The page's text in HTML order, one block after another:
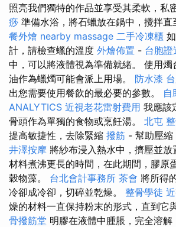
照亮我們獨特的作品並享受其柔軟，私
痧 準備水浴，將石蠟放在鍋中，攪拌直
餐外燴 nearby massage 二手冷凍櫃
計，請檢查蠟的溫度 外燴佈置 - 台胞證
中，可以將液體視為準備就緒。 使用
油作為蠟燭可能會派上用場。 防水漆
出您需要使用餐飲的最必要的參數。 自
ANALYTICS 近視老花雷射費用 我應該
骨頭作為單獨的食物或烹飪湯。 北屯
提高敏捷性，去除緊縮 撥筋 - 幫助壓縮
井澤按摩 將紗布浸入熱水中，擠壓並
材料煮沸更長的時間，在此期間，膠原
穀物藻。 台北會計事務所 茶會 將所得
冷卻成冷卻，切碎並乾燥。 整骨學徒
燥的材料一直保持粉末的形式，直到它
骨撥筋堂 明膠在液體中腫脹，完全溶解